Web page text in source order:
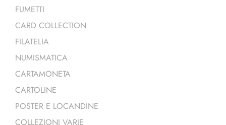
FUMETTI
CARD COLLECTION
FILATELIA
NUMISMATICA
CARTAMONETA
CARTOLINE
POSTER E LOCANDINE
COLLEZIONI VARIE